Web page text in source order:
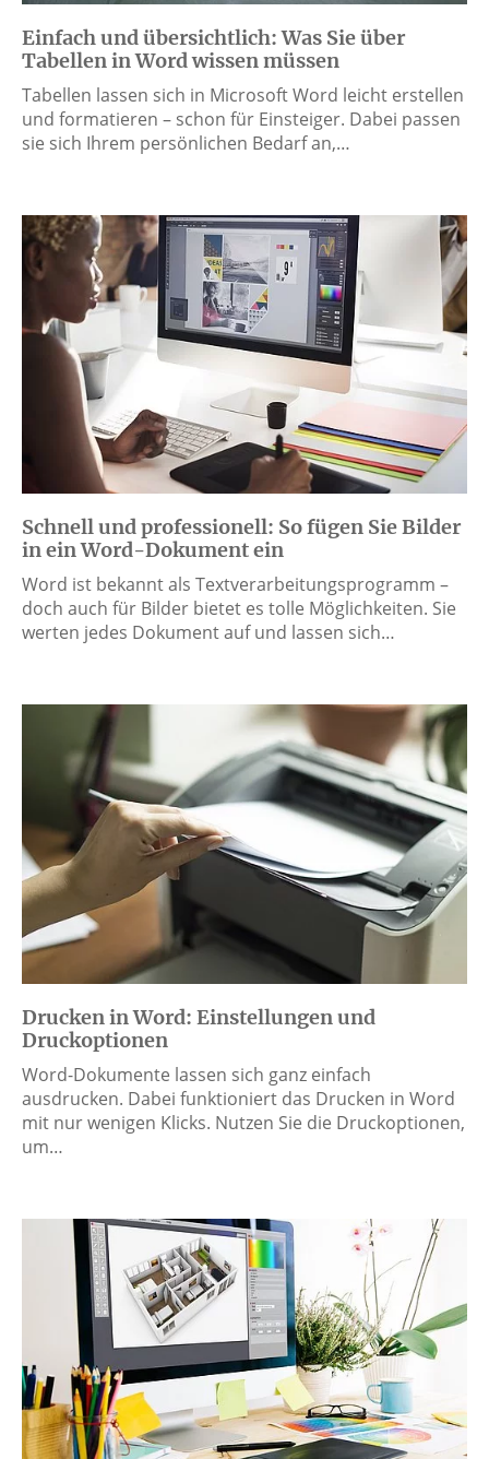
Einfach und übersichtlich: Was Sie über
Tabellen in Word wissen müssen
Tabellen lassen sich in Microsoft Word leicht erstellen
und formatieren – schon für Einsteiger. Dabei passen
sie sich Ihrem persönlichen Bedarf an,…
Schnell und professionell: So fügen Sie Bilder
in ein Word-Dokument ein
Word ist bekannt als Textverarbeitungsprogramm –
doch auch für Bilder bietet es tolle Möglichkeiten. Sie
werten jedes Dokument auf und lassen sich…
Drucken in Word: Einstellungen und
Druckoptionen
Word-Dokumente lassen sich ganz einfach
ausdrucken. Dabei funktioniert das Drucken in Word
mit nur wenigen Klicks. Nutzen Sie die Druckoptionen,
um…